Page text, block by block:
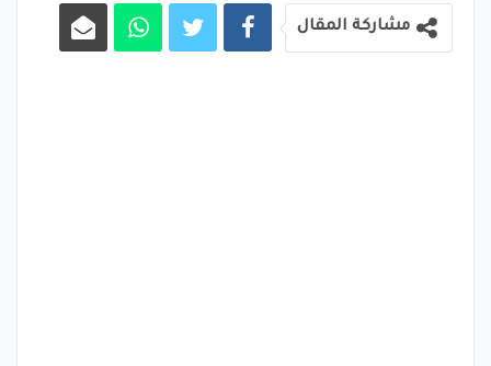
مشاركة المقال